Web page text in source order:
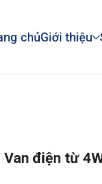
chủGiới thiệu
Van điện từ